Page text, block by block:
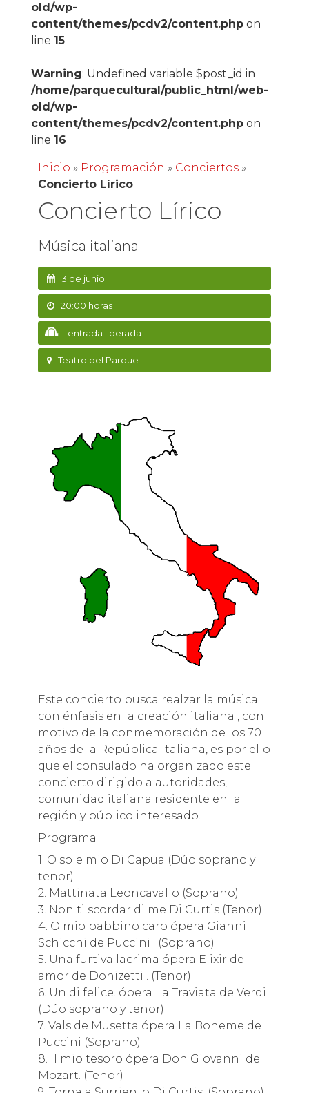
old/wp-
content/themes/pcdv2/content.phpon
line 15
Warning: Undefined variable $post_id in
/home/parquecultural/public_html/web-
old/wp-
content/themes/pcdv2/content.phpon
line 16
Inicio » Programación » Conciertos»
Concierto Lírico
Concierto Lírico
Música italiana
3 de junio
20:00 horas
entrada liberada
Teatro del Parque
Este concierto busca realzar la música
con énfasis en la creación italiana , con
motivo de la conmemoración de los 70
años de la República Italiana, es por ello
que el consulado ha organizado este
concierto dirigido a autoridades,
comunidad italiana residente en la
región y público interesado.
Programa
1. O sole mio Di Capua (Dúo soprano y
tenor)
2. Mattinata Leoncavallo (Soprano)
3. Non ti scordar di me Di Curtis (Tenor)
4. O mio babbino caro ópera Gianni
Schicchi de Puccini . (Soprano)
5. Una furtiva lacrima ópera Elixir de
amor de Donizetti . (Tenor)
6. Un di felice. ópera La Traviata de Verdi
(Dúo soprano y tenor)
7. Vals de Musetta ópera La Boheme de
Puccini (Soprano)
8. Il mio tesoro ópera Don Giovanni de
Mozart. (Tenor)